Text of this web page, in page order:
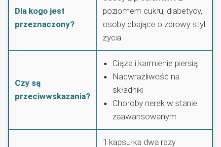
Dla kogo jest
przeznaczony?
poziomem cukru, diabetycy,
osoby dbające o zdrowy styl
życia.
Czy są
przeciwwskazania?
Ciąża i karmienie piersią
Nadwrażliwość na
składniki
Choroby nerek w stanie
zaawansowanym
1 kapsułka dwa razy